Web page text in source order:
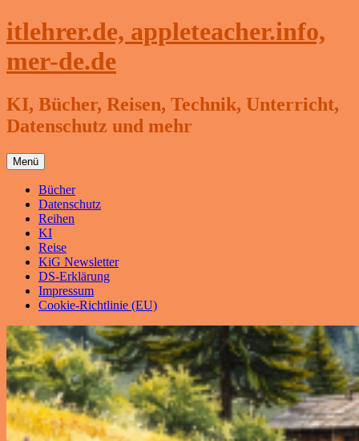
Zum
Inhalt
itlehrer.de, appleteacher.info,
mer-de.de
KI, Bücher, Reisen, Technik, Unterricht,
Datenschutz und mehr
Menü
Bücher
Datenschutz
Reihen
KI
Reise
KiG Newsletter
DS-Erklärung
Impressum
Cookie-Richtlinie (EU)